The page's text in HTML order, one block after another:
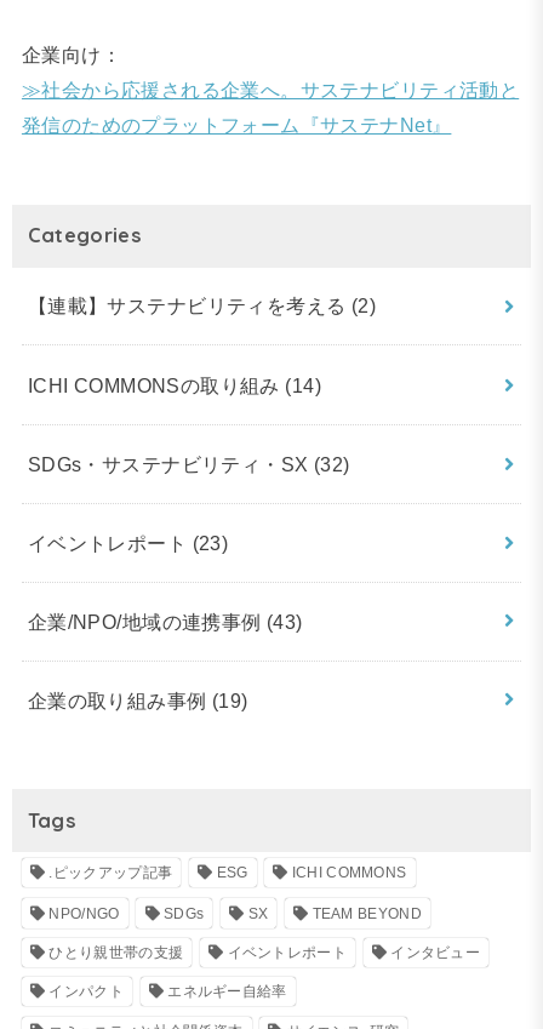
企業向け：
≫社会から応援される企業へ。サステナビリティ活動と
発信のためのプラットフォーム『サステナNet』
Categories
【連載】サステナビリティを考える (2)
ICHI COMMONSの取り組み (14)
SDGs・サステナビリティ・SX (32)
イベントレポート (23)
企業/NPO/地域の連携事例 (43)
企業の取り組み事例 (19)
Tags
.ピックアップ記事 ESG ICHI COMMONS
NPO/NGO SDGs SX TEAM BEYOND
ひとり親世帯の支援 イベントレポート インタビュー
インパクト エネルギー自給率